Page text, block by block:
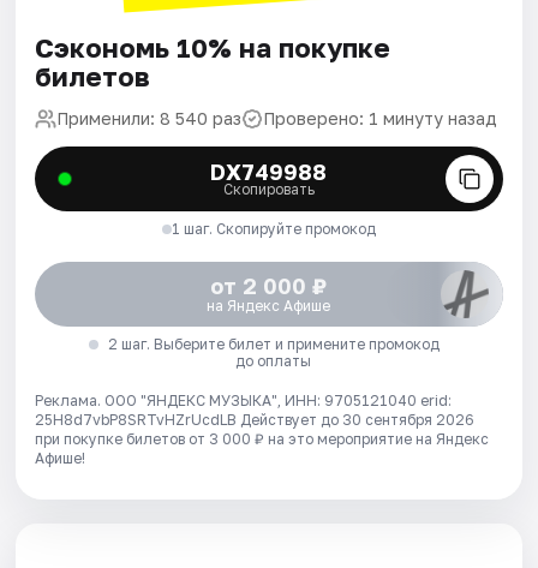
Сэкономь 10% на покупке
билетов
Применили: 8 540 раз Проверено: 1 минуту назад
DX749988
Скопировать
1 шаг. Скопируйте промокод
от 2 000 ₽
на Яндекс Афише
2 шаг. Выберите билет и примените промокод
до оплаты
Реклама. ООО "ЯНДЕКС МУЗЫКА", ИНН: 9705121040 erid:
25H8d7vbP8SRTvHZrUcdLB Действует до 30 сентября 2026
при покупке билетов от 3 000 ₽ на это мероприятие на Яндекс
Афише!